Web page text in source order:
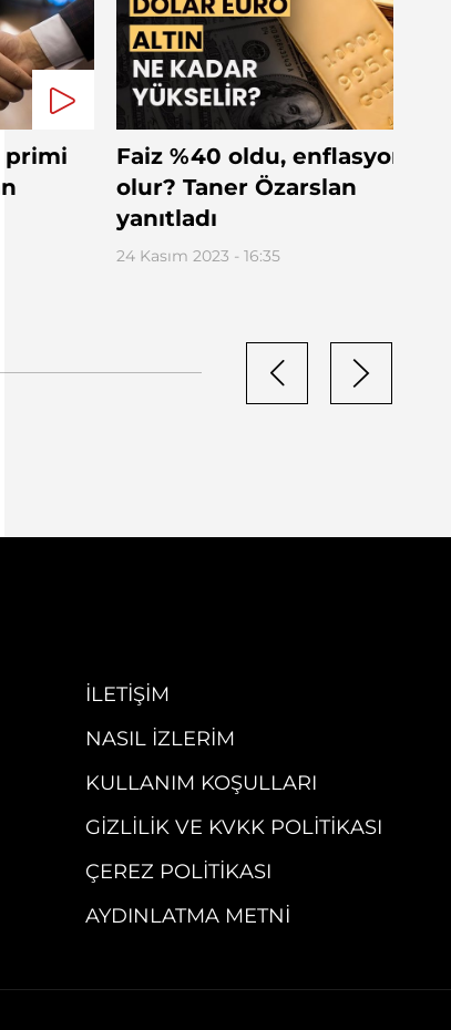
primi
Faiz %40 oldu, enflasyon ne
olur? Taner Özarslan
yanıtladı
24 Kasım 2023 - 16:35
İLETIŞIM
NASIL İZLERIM
KULLANIM KOŞULLARI
GIZLILIK VE KVKK POLITIKASI
ÇEREZ POLITIKASI
AYDINLATMA METNI